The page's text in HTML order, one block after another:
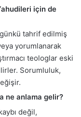
için de
tahrif edilmiş
yorumlanarak
teologlar eski
Sorumluluk,
ne anlama gelir?
değil,